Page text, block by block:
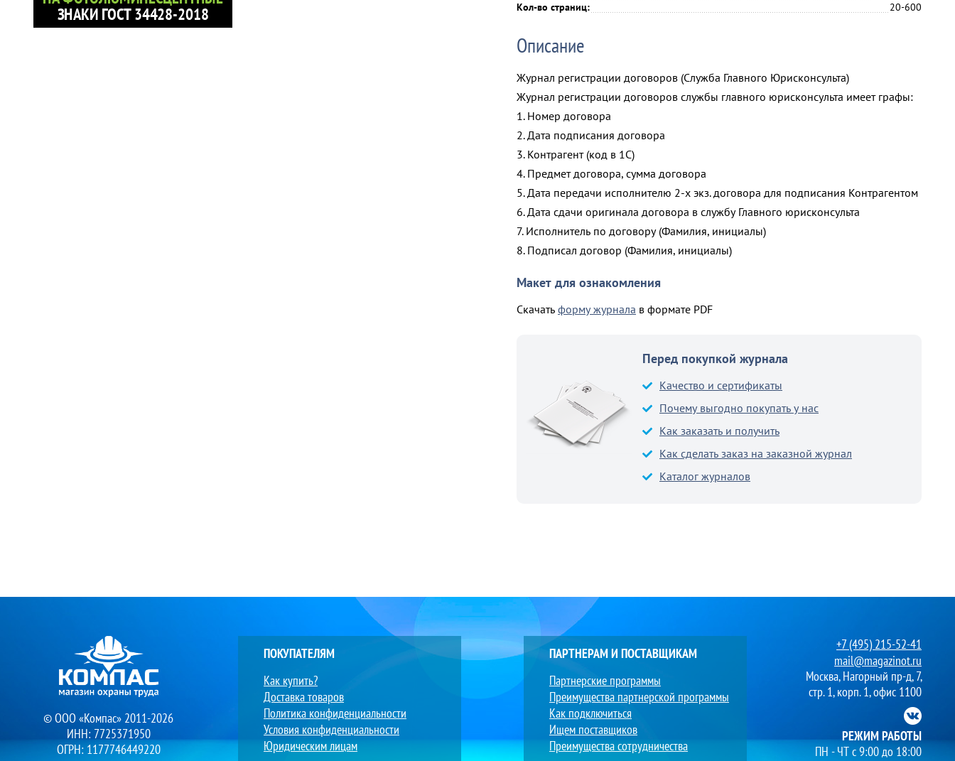
Кол-во страниц:
20-600
Описание
Журнал регистрации договоров (Служба Главного Юрисконсульта)
Журнал регистрации договоров службы главного юрисконсульта имеет графы:
1. Номер договора
2. Дата подписания договора
3. Контрагент (код в 1С)
4. Предмет договора, сумма договора
5. Дата передачи исполнителю 2-х экз. договора для подписания Контрагентом
6. Дата сдачи оригинала договора в службу Главного юрисконсульта
7. Исполнитель по договору (Фамилия, инициалы)
8. Подписал договор (Фамилия, инициалы)
Макет для ознакомления
Скачать форму журнала в формате PDF
Перед покупкой журнала
Качество и сертификаты
Почему выгодно покупать у нас
Как заказать и получить
Как сделать заказ на заказной журнал
Каталог журналов
© ООО «Компас» 2011-2026
ИНН: 7725371950
ОГРН: 1177746449220
ПОКУПАТЕЛЯМ
Как купить?
Доставка товаров
Политика конфиденциальности
Условия конфиденциальности
Юридическим лицам
ПАРТНЕРАМ И ПОСТАВЩИКАМ
Партнерские программы
Преимущества партнерской программы
Как подключиться
Ищем поставщиков
Преимущества сотрудничества
+7 (495) 215-52-41
mail@magazinot.ru
Москва, Нагорный пр-д, 7,
стр. 1, корп. 1, офис 1100
РЕЖИМ РАБОТЫ
ПН - ЧТ с 9:00 до 18:00